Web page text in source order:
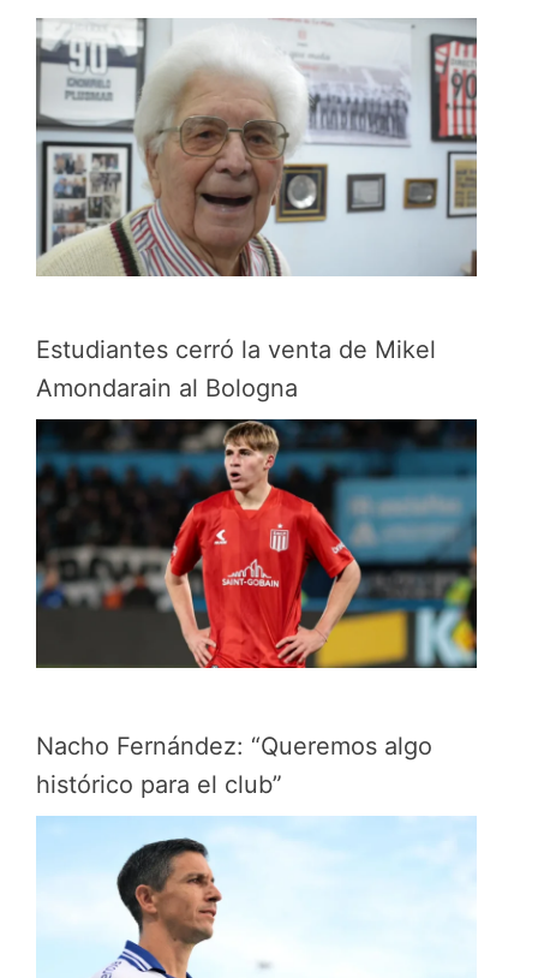
Estudiantes cerró la venta de Mikel
Amondarain al Bologna
Nacho Fernández: “Queremos algo
histórico para el club”